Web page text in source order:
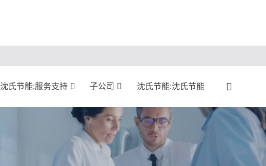
沈氏节能:服务支持 子公司 沈氏节能:沈氏节能